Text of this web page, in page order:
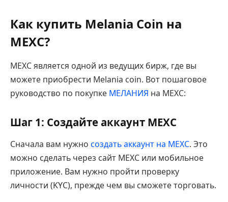
Как купить Melania Coin на
MEXC?
MEXC является одной из ведущих бирж, где вы
можете приобрести Melania coin. Вот пошаговое
руководство по покупке МЕЛАНИЯ на MEXC:
Шаг 1: Создайте аккаунт MEXC
Сначала вам нужно создать аккаунт на MEXC. Это
можно сделать через сайт MEXC или мобильное
приложение. Вам нужно пройти проверку
личности (KYC), прежде чем вы сможете торговать.